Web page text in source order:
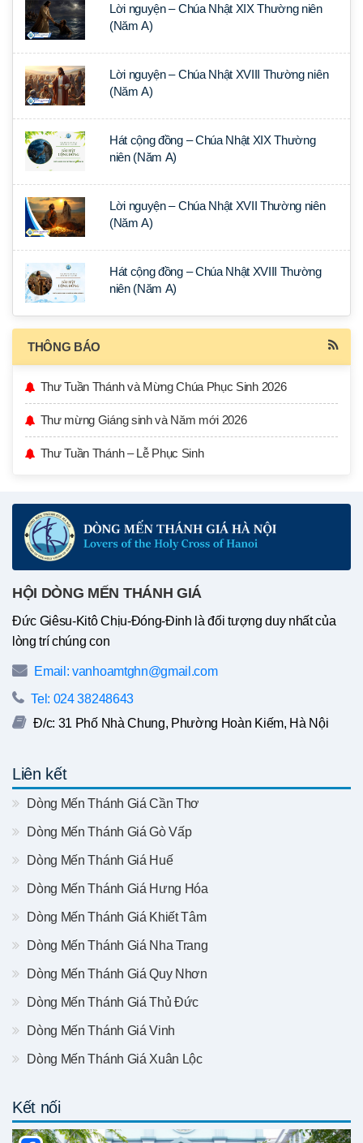
Lời nguyện – Chúa Nhật XIX Thường niên
(Năm A)
Lời nguyện – Chúa Nhật XVIII Thường niên
(Năm A)
Hát cộng đồng – Chúa Nhật XIX Thường
niên (Năm A)
Lời nguyện – Chúa Nhật XVII Thường niên
(Năm A)
Hát cộng đồng – Chúa Nhật XVIII Thường
niên (Năm A)
THÔNG BÁO
Thư Tuần Thánh và Mừng Chúa Phục Sinh 2026
Thư mừng Giáng sinh và Năm mới 2026
Thư Tuần Thánh – Lễ Phục Sinh
HỘI DÒNG MẾN THÁNH GIÁ
Đức Giêsu-Kitô Chịu-Đóng-Đinh là đối tượng duy nhất của
lòng trí chúng con
Email: vanhoamtghn@gmail.com
Tel: 024 38248643
Đ/c: 31 Phố Nhà Chung, Phường Hoàn Kiếm, Hà Nội
Liên kết
Dòng Mến Thánh Giá Cần Thơ
Dòng Mến Thánh Giá Gò Vấp
Dòng Mến Thánh Giá Huế
Dòng Mến Thánh Giá Hưng Hóa
Dòng Mến Thánh Giá Khiết Tâm
Dòng Mến Thánh Giá Nha Trang
Dòng Mến Thánh Giá Quy Nhơn
Dòng Mến Thánh Giá Thủ Đức
Dòng Mến Thánh Giá Vinh
Dòng Mến Thánh Giá Xuân Lộc
Kết nối